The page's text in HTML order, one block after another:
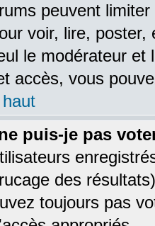
peuvent
voir, lire,
le modérateur
accès, vous
puis-je pas
des
toujours pas